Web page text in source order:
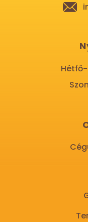
Hétfő-